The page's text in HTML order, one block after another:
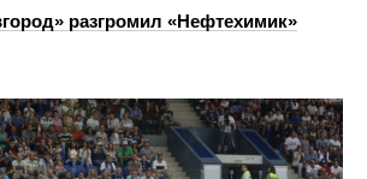
разгромил «Нефтехимик»